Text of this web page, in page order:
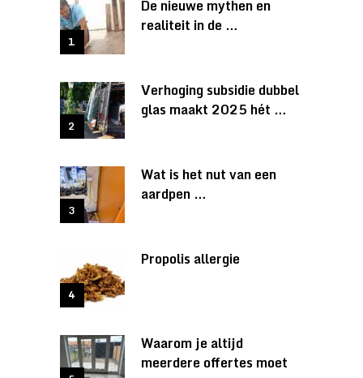
De nieuwe mythen en
realiteit in de …
Verhoging subsidie dubbel
glas maakt 2025 hét …
Wat is het nut van een
aardpen …
Propolis allergie
Waarom je altijd
meerdere offertes moet